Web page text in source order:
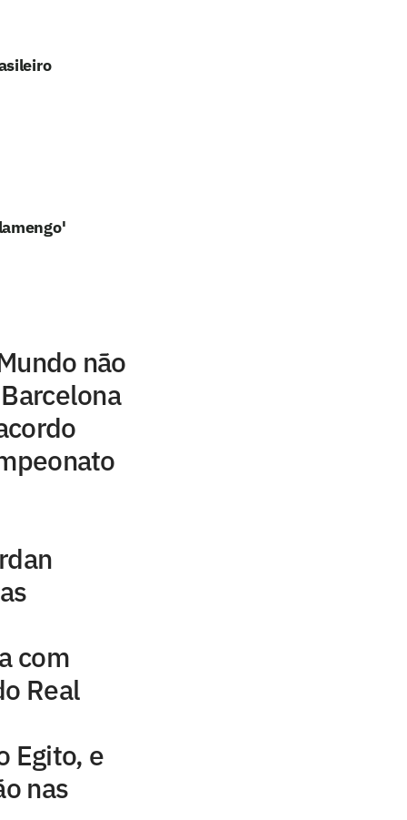
não
com
Real
Egito, e
nas